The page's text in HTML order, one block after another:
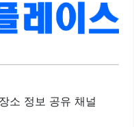
가성비가 뛰어나며, 양
되어 있어 쾌적한 식사
에도 친절한 서비스로 손
를 위해 최선을 다합니
인기가 있으며, 아이들
는 매장 내에서 음식을
소 정보 공유 채널